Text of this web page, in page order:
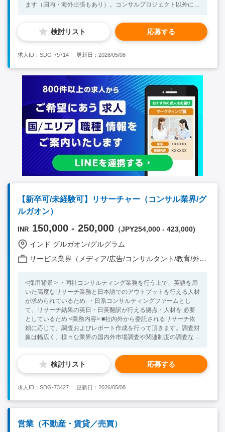
ます（国内・海外出張もあり）。コンサルプロジェクト以外に
績管理などオフィスの経営全体にも関わる可能性もございます。
＜プロジェクトでの業務事例＞ ・規模によって異なります、日
本人・インド人混成による3～10名のメンバーでチームを組みま
ルタントと共同で行っていただきますが、日本人コンサルタント
は、（日系企業の）顧客とのコミュニケーションやチームのプロ
ジェクトリードなど、重要な役割を担う機会が多くあります。
■必須となるスキル・経験 ・新卒・
中途ともに可（コンサルティング経験不問） ・ビジネスレベル
の英語力（インド人コンサルタント・クライアントと議論できる
レベル） ・海外で、多国籍のメンバーと一緒に働き、クライア
ントのグローバル成長に貢献したいという意欲 ・物おじせず
に自分の考えを表現できる方 ■歓迎要件 •コンサルティング業界
や調査・企画業務の経験をお持ちの方 •事業会社での業務経験
（理系/文系職問わず）をお持ちの方 【求める人物像】 ・とがっ
た強みがあり、物おじせずに自分の考えを表現できる方 ・マク
ロに世の中を捉え、企業内部のマイクロな意思決定まで支援する
ことに意義を感じる方 ・複数年間インドで勤務できる方
検討リスト 応募する
求人ID：SDG-79714 更新日：2026/05/08
【新卒可/未経験可】リサーチャー（コンサル業界/グ
ルガオン）
INR 150,000 - 250,000 （JPY254,000 - 423,000)
インド グルガオン/グルグラム
サービス業界（メディア/広告/コンサルタント/教育/外食/飲食/美容/娯楽/士業 他）
<採用背景 > ・同社コンサルティング業務を行う上で、英語を用
いた高度なリサーチ業務と日本語でのアウトプットを行える人材
が求められているため. ・日系コンサルティングファームとし
て、リサーチ結果の英日・日英翻訳が行える拠点・人材を 必要
としているため <業務内容> ■社内外から委託されるリサーチ依
頼に応じて、調査およびレポート作成を行って頂きます。調査対
象は幅広く、様々な業界の国内外市場調査や関連制度の調査など
チ業務（社内外から委託される調査案件に対して、公開情報や契
約DBからの情報収集 / インタビュー / 現地調査など） ・レポー
ト業務（レポート作成 / プレゼンテーションの作成 / 情報のキュ
は日本語資料の英語訳）、国際会議への参加・記録 ・インド人
メンバー（リサーチャー等）への指示出し、会議のファシリテー
ション ・プロジェクトマネジメント、納期管理、品質チェッ
ク、調整業務 <必須のスキル・経験 > ・向学心の高い方 ・調
査・分析に興味を持って取り組める方 ・コミュニケーション能
検討リスト 応募する
求人ID：SDG-73427 更新日：2026/05/08
営業（不動産・賃貸／売買）